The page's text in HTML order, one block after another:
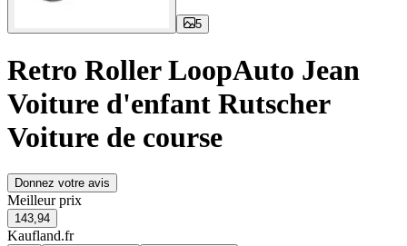
5
Retro Roller LoopAuto Jean
Voiture d'enfant Rutscher
Voiture de course
Donnez votre avis
Meilleur prix
143,94
Kaufland.fr